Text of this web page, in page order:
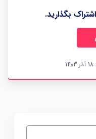
بگذارید.
18 آذر 1403